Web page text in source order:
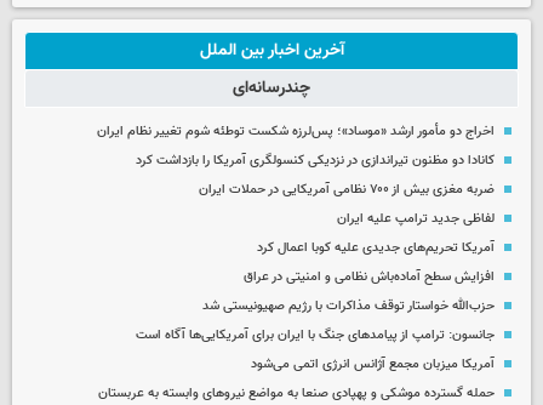
آخرین اخبار بین الملل
چندرسانه‌ای
اخراج دو مأمور ارشد «موساد»؛ پس‌لرزه شکست توطئه شوم تغییر نظام ایران
کانادا دو مظنون تیراندازی در نزدیکی کنسولگری آمریکا را بازداشت کرد
ضربه مغزی بیش از ۷۰۰ نظامی آمریکایی در حملات ایران
لفاظی جدید ترامپ علیه ایران
آمریکا تحریم‌های جدیدی علیه کوبا اعمال کرد
افزایش سطح آماده‌باش نظامی و امنیتی در عراق
حزب‌الله خواستار توقف مذاکرات با رژیم صهیونیستی شد
جانسون: ترامپ از پیامدهای جنگ با ایران برای آمریکایی‌ها آگاه است
آمریکا میزبان مجمع آژانس انرژی اتمی می‌شود
حمله گسترده موشکی و پهپادی صنعا به مواضع نیروهای وابسته به عربستان